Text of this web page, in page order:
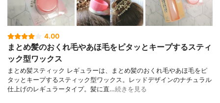
4.00
まとめ髪のおくれ毛やあほ毛をピタッとキープするスティ
ック型ワックス
まとめ髪スティック レギュラーは、まとめ髪のおくれ毛やあほ毛をピ
タッとキープするスティック型ワックス。レッドデザインのナチュラル
仕上げのレギュラータイプ。髪に直…続きを見る